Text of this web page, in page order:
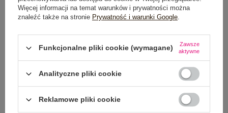
WYSYŁKA I DOSTAWA
ZWROTY I REKLAMACJE
OSTATNIO OGLĄDANE
Zobacz wszystko
Więcej informacji na temat warunków i prywatności można
znaleźć także na stronie Prywatność i warunki Google.
Funkcjonalne pliki cookie (wymagane)
Zawsze
aktywne
Analityczne pliki cookie
Reklamowe pliki cookie